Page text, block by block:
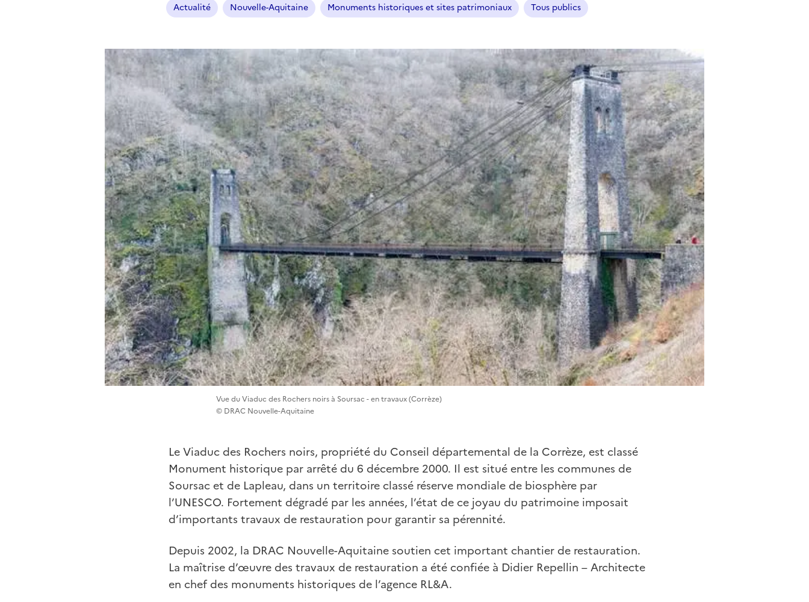
Actualité Nouvelle-Aquitaine Monuments historiques et sites patrimoniaux Tous publics
Vue du Viaduc des Rochers noirs à Soursac - en travaux (Corrèze)
© DRAC Nouvelle-Aquitaine
Le Viaduc des Rochers noirs, propriété du Conseil départemental de la Corrèze, est classé
Monument historique par arrêté du 6 décembre 2000. Il est situé entre les communes de
Soursac et de Lapleau, dans un territoire classé réserve mondiale de biosphère par
l’UNESCO. Fortement dégradé par les années, l’état de ce joyau du patrimoine imposait
d’importants travaux de restauration pour garantir sa pérennité.
Depuis 2002, la DRAC Nouvelle-Aquitaine soutien cet important chantier de restauration.
La maîtrise d’œuvre des travaux de restauration a été confiée à Didier Repellin – Architecte
en chef des monuments historiques de l’agence RL&A.